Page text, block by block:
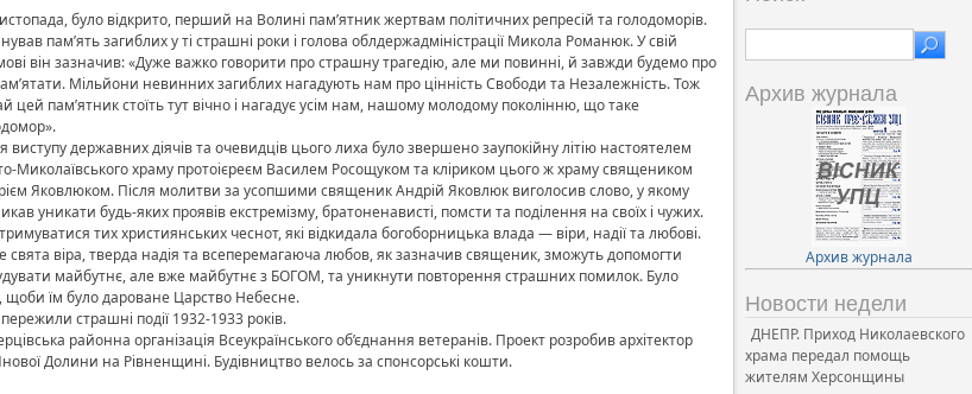
було відкрито, перший на Волині пам’ятник жертвам політичних репресій та голодоморів.
пам’ять загиблих у ті страшні роки і голова облдержадміністрації Микола Романюк. У свій
він зазначив: «Дуже важко говорити про страшну трагедію, але ми повинні, й завжди будемо про
Мільйони невинних загиблих нагадують нам про цінність Свободи та Незалежність. Тож
цей пам’ятник стоїть тут вічно і нагадує усім нам, нашому молодому поколінню, що таке
виступу державних діячів та очевидців цього лиха було звершено заупокійну літію настоятелем
Миколаївського храму протоієреєм Василем Росощуком та кліриком цього ж храму священиком
Яковлюком. Після молитви за усопшими священик Андрій Яковлюк виголосив слово, у якому
уникати будь-яких проявів екстремізму, братоненависті, помсти та поділення на своїх і чужих.
тих християнських чеснот, які відкидала богоборницька влада — віри, надії та любові.
свята віра, тверда надія та всеперемагаюча любов, як зазначив священик, зможуть допомогти
майбутнє, але вже майбутнє з БОГОМ, та уникнути повторення страшних помилок. Було
їм було дароване Царство Небесне.
страшні події 1932-1933 років.
районна організація Всеукраїнського об’єднання ветеранів. Проект розробив архітектор
Долини на Рівненщині. Будівництво велось за спонсорські кошти.
Архив журнала
Архив журнала
Новости недели
ДНЕПР. Приход Николаевского
храма передал помощь
жителям Херсонщины